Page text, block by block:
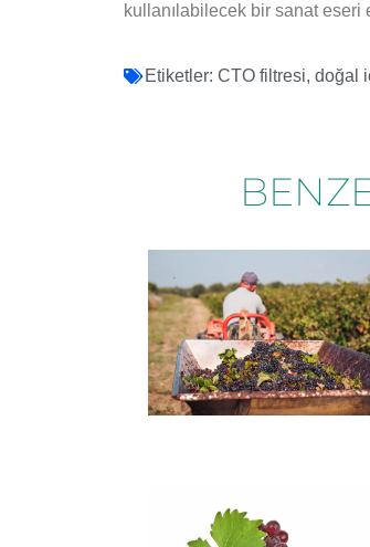
kullanılabilecek bir sanat eseri
Etiketler: CTO filtresi, doğal